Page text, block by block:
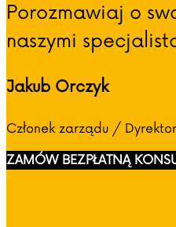
Porozmawiaj o
naszymi
Jakub Orczyk
Członek zarządu /
ZAMÓW BEZPŁATNĄ